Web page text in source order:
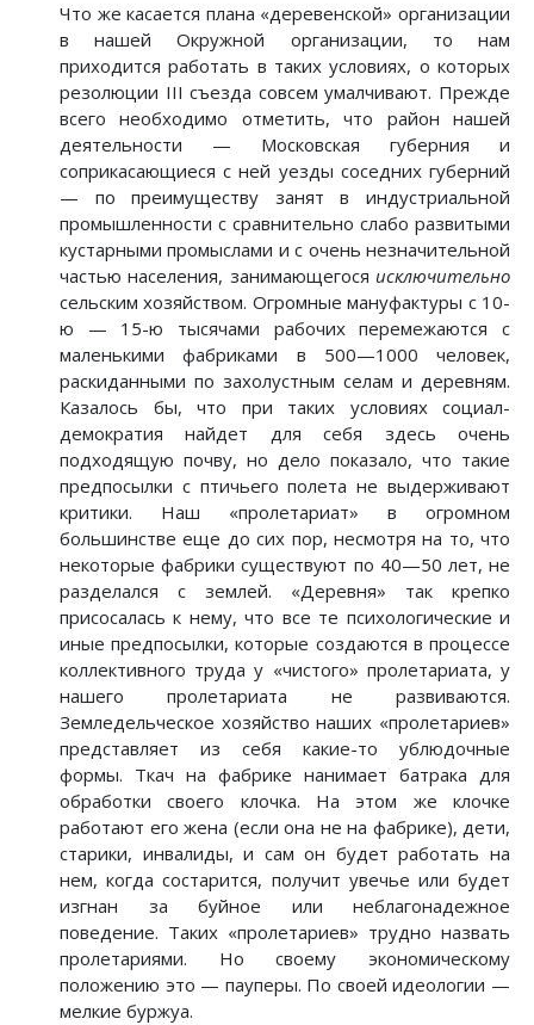
Что же касается плана «деревенской» организации
в нашей Окружной организации, то нам
приходится работать в таких условиях, о которых
резолюции III съезда совсем умалчивают. Прежде
всего необходимо отметить, что район нашей
деятельности — Московская губерния и
соприкасающиеся с ней уезды соседних губерний
— по преимуществу занят в индустриальной
промышленности с сравнительно слабо развитыми
кустарными промыслами и с очень незначительной
частью населения, занимающегося исключительно
сельским хозяйством. Огромные мануфактуры с 10-
ю — 15-ю тысячами рабочих перемежаются с
маленькими фабриками в 500—1000 человек,
раскиданными по захолустным селам и деревням.
Казалось бы, что при таких условиях социал-
демократия найдет для себя здесь очень
подходящую почву, но дело показало, что такие
предпосылки с птичьего полета не выдерживают
критики. Наш «пролетариат» в огромном
большинстве еще до сих пор, несмотря на то, что
некоторые фабрики существуют по 40—50 лет, не
разделался с землей. «Деревня» так крепко
присосалась к нему, что все те психологические и
иные предпосылки, которые создаются в процессе
коллективного труда у «чистого» пролетариата, у
нашего пролетариата не развиваются.
Земледельческое хозяйство наших «пролетариев»
представляет из себя какие-то ублюдочные
формы. Ткач на фабрике нанимает батрака для
обработки своего клочка. На этом же клочке
работают его жена (если она не на фабрике), дети,
старики, инвалиды, и сам он будет работать на
нем, когда состарится, получит увечье или будет
изгнан за буйное или неблагонадежное
поведение. Таких «пролетариев» трудно назвать
пролетариями. Но своему экономическому
положению это — пауперы. По своей идеологии —
мелкие буржуа.